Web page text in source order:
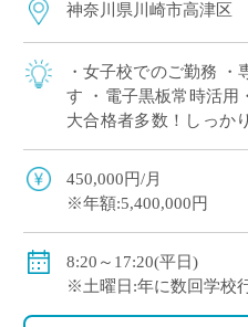
神奈川県川崎市高津区
・女子校でのご勤務
す ・電子黒板常時活用
大合格者多数！しっか
450,000円/月
※年額:5,400,000円
8:20～17:20(平日)
※土曜日:年に数回学校